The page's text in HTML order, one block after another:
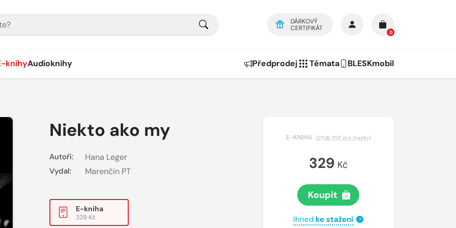
DÁRKOVÝ
CERTIFIKÁT
0
knihyAudioknihy Předprodej Témata BLESKmobil
Niekto ako my
Autoři: Hana Leger
Vydal: Marenčin PT
E-kniha
329 Kč
E-KNIHA (EPUB, PDF pro čtečky)
329 Kč
Koupit
Ihned ke stažení ?